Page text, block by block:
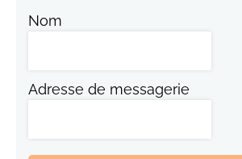
Nom
Adresse de messagerie